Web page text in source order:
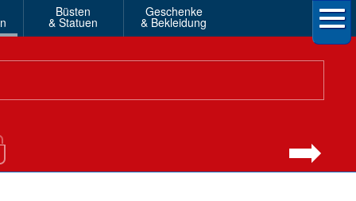
Büsten
& Statuen
Geschenke
& Bekleidung